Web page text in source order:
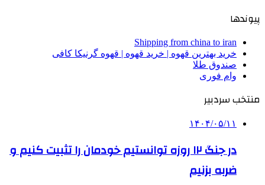
پیوندها
Shipping from china to iran
خرید بهترین قهوه | خرید قهوه | قهوه گرنیکا کافی
صندوق طلا
وام فوری
منتخب سردبیر
۱۴۰۴/۰۵/۱۱
در جنگ ۱۲ روزه توانستیم خودمان را تثبیت کنیم و
ضربه بزنیم